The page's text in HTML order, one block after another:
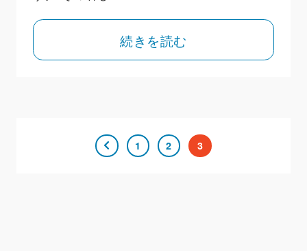
続きを読む
1 2 3